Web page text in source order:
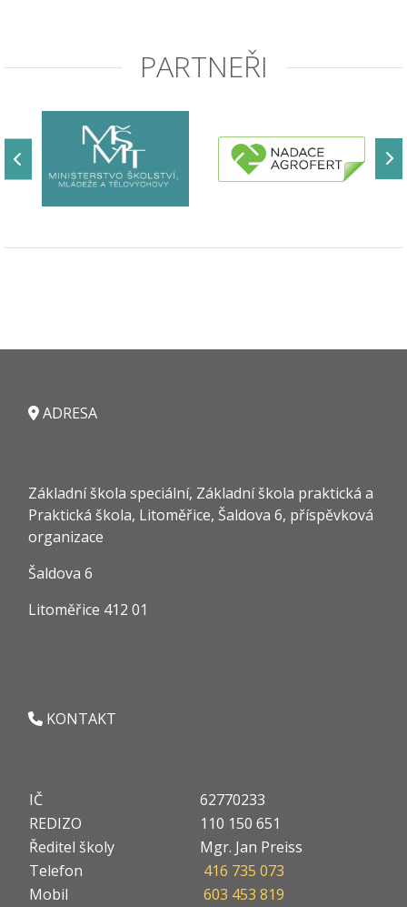
PARTNEŘI
ADRESA
Základní škola speciální, Základní škola praktická a
Praktická škola, Litoměřice, Šaldova 6, příspěvková
organizace
Šaldova 6
Litoměřice 412 01
KONTAKT
IČ
62770233
REDIZO
110 150 651
Ředitel školy
Mgr. Jan Preiss
Telefon
416 735 073
Mobil
603 453 819